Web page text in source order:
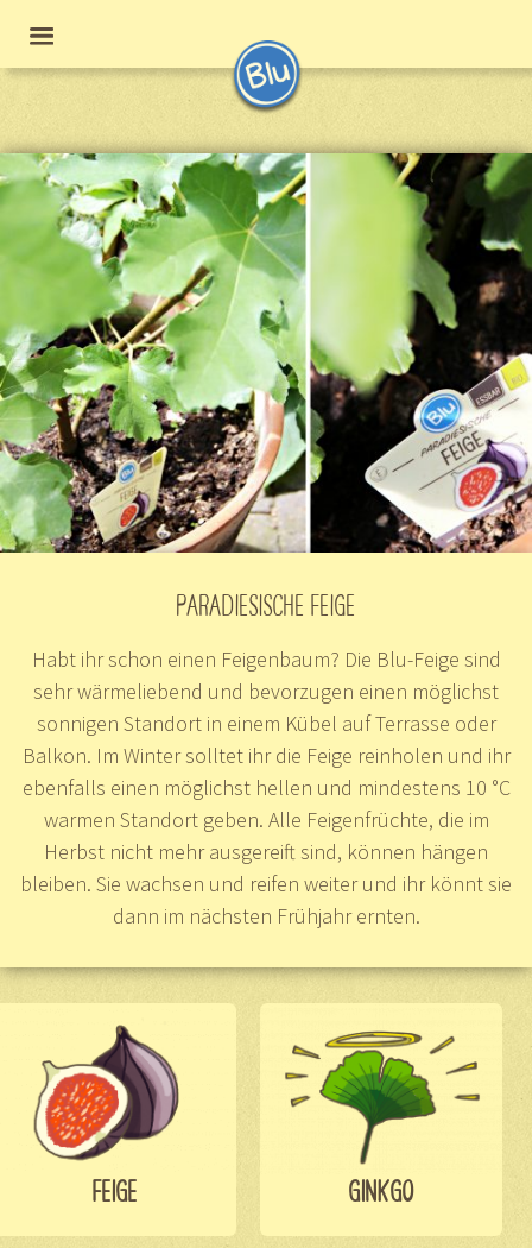
PARADIESISCHE FEIGE
Habt ihr schon einen Feigenbaum? Die Blu-Feige sind
sehr wärmeliebend und bevorzugen einen möglichst
sonnigen Standort in einem Kübel auf Terrasse oder
Balkon. Im Winter solltet ihr die Feige reinholen und ihr
ebenfalls einen möglichst hellen und mindestens 10 °C
warmen Standort geben. Alle Feigenfrüchte, die im
Herbst nicht mehr ausgereift sind, können hängen
bleiben. Sie wachsen und reifen weiter und ihr könnt sie
dann im nächsten Frühjahr ernten.
FEIGE GINKGO